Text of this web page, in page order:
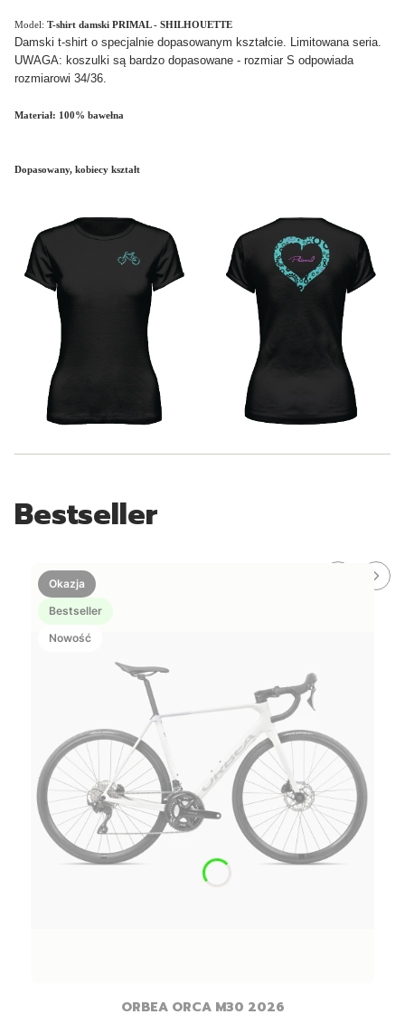
Model: T-shirt damski PRIMAL - SHILHOUETTE
Damski t-shirt o specjalnie dopasowanym kształcie. Limitowana seria.
UWAGA: koszulki są bardzo dopasowane - rozmiar S odpowiada
rozmiarowi 34/36.
Materiał: 100% bawełna
Dopasowany, kobiecy kształt
Bestseller
Okazja
Bestseller
Nowość
ORBEA ORCA M30 2026